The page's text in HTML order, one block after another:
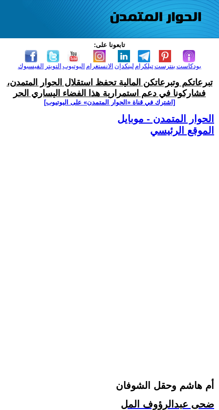
تابعونا على:
الفيسبوك التويتر اليوتيوب الانستغرام لينكدإن تيلكرامبنترست بودكاست
تبرعاتكم وتبرعاتكن المالية تحفظ استقلال الحوار المتمدن،
فشاركونا في دعم استمرارية هذا الفضاء اليساري الحر
[اشترك في قناة ‫«الحوار المتمدن» على اليوتيوب]
الحوار المتمدن - موبايل
الموقع الرئيسي
أم هاشم وحقل الشوفان
ضحى عبدالرؤوف المل